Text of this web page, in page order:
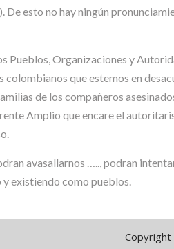
De esto no hay ningún
Pueblos, Organizaciones y
colombianos que estemos en
de los compañeros
Amplio que encare el
avasallarnos ….., podran
existiendo como pueblos.
Copyright